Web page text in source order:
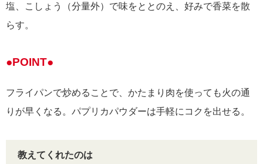
塩、こしょう（分量外）で味をととのえ、好みで香菜を散
らす。
●POINT●
フライパンで炒めることで、かたまり肉を使っても火の通
りが早くなる。パプリカパウダーは手軽にコクを出せる。
教えてくれたのは